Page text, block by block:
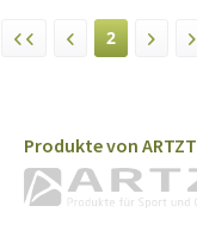
2
Produkte von ARTZT